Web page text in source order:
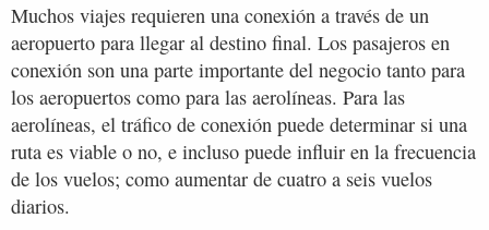
Muchos viajes requieren una conexión a través de un
aeropuerto para llegar al destino final. Los pasajeros en
conexión son una parte importante del negocio tanto para
los aeropuertos como para las aerolíneas. Para las
aerolíneas, el tráfico de conexión puede determinar si una
ruta es viable o no, e incluso puede influir en la frecuencia
de los vuelos; como aumentar de cuatro a seis vuelos
diarios.